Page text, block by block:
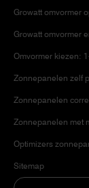
Growatt omvormer
Growatt omvormer
Omvormer kiezen:
Zonnepanelen zelf
Zonnepanelen
Zonnepanelen met
Optimizers
Sitemap